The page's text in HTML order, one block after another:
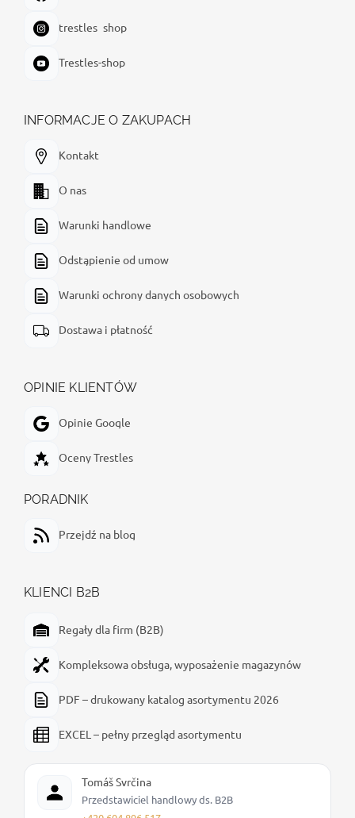
trestles_shop
Trestles-shop
INFORMACJE O ZAKUPACH
Kontakt
O nas
Warunki handlowe
Odstąpienie od umow
Warunki ochrony danych osobowych
Dostawa i płatność
OPINIE KLIENTÓW
Opinie Google
Oceny Trestles
PORADNIK
Przejdź na blog
KLIENCI B2B
Regały dla firm (B2B)
Kompleksowa obsługa, wyposażenie magazynów
PDF – drukowany katalog asortymentu 2026
EXCEL – pełny przegląd asortymentu
Tomáš Svrčina
Przedstawiciel handlowy ds. B2B